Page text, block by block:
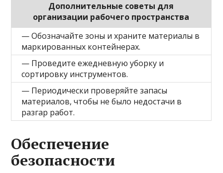
Дополнительные советы для
организации рабочего пространства
— Обозначайте зоны и храните материалы в
маркированных контейнерах.
— Проведите ежедневную уборку и
сортировку инструментов.
— Периодически проверяйте запасы
материалов, чтобы не было недостачи в
разгар работ.
Обеспечение
безопасности